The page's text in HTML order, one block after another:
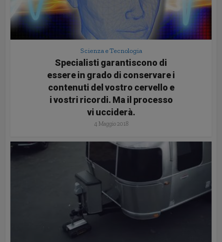
Scienza e Tecnologia
Specialisti garantiscono di
essere in grado di conservare i
contenuti del vostro cervello e
i vostri ricordi. Ma il processo
vi ucciderà.
4 Maggio 2018